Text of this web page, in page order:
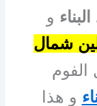
و
شمال
و هذا